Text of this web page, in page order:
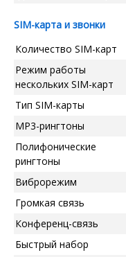
SIM-карта и звонки
Количество SIM-карт
Режим работы
нескольких SIM-карт
Тип SIM-карты
MP3-рингтоны
Полифонические
рингтоны
Виброрежим
Громкая связь
Конференц-связь
Быстрый набор